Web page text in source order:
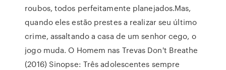
roubos, todos perfeitamente planejados.Mas,
quando eles estão prestes a realizar seu último
crime, assaltando a casa de um senhor cego, o
jogo muda. O Homem nas Trevas Don't Breathe
(2016) Sinopse: Três adolescentes sempre